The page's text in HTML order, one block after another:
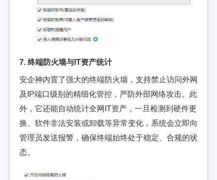
7. 终端防火墙与IT资产统计
安企神内置了强大的终端防火墙，支持禁止访问外网
及IP端口级别的精细化管控，严防外部网络攻击。此
外，它还能自动统计全网IT资产，一旦检测到硬件更
换、软件非法安装或卸载等异常变化，系统会立即向
管理员发送报警，确保终端始终处于稳定、合规的状
态。